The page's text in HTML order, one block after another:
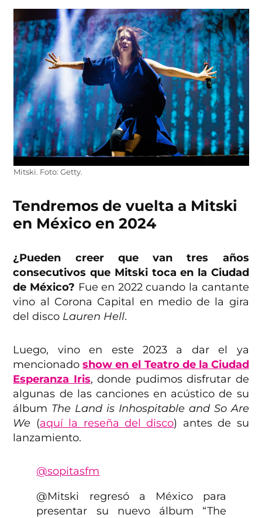
Mitski. Foto: Getty.
Tendremos de vuelta a Mitski
en México en 2024
¿Pueden creer que van tres años
consecutivos que Mitski toca en la Ciudad
de México? Fue en 2022 cuando la cantante
vino al Corona Capital en medio de la gira
del disco Lauren Hell.
Luego, vino en este 2023 a dar el ya
mencionadoshow en el Teatro de la Ciudad
Esperanza Iris, donde pudimos disfrutar de
algunas de las canciones en acústico de su
álbum The Land is Inhospitable and So Are
We (aquí la reseña del disco) antes de su
lanzamiento.
@sopitasfm
@Mitski regresó a México para
presentar su nuevo álbum “The